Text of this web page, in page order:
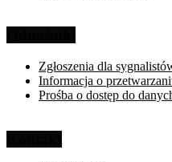
Zgłoszenia dla
Informacja o
Prośba o dostęp do